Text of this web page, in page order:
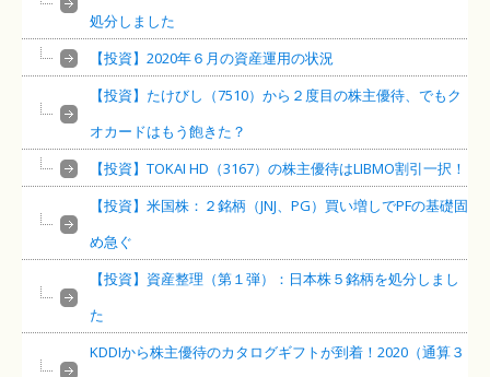
処分しました
【投資】2020年６月の資産運用の状況
【投資】たけびし（7510）から２度目の株主優待、でもク
オカードはもう飽きた？
【投資】TOKAI HD（3167）の株主優待はLIBMO割引一択！
【投資】米国株：２銘柄（JNJ、PG）買い増しでPFの基礎固
め急ぐ
【投資】資産整理（第１弾）：日本株５銘柄を処分しまし
た
KDDIから株主優待のカタログギフトが到着！2020（通算３